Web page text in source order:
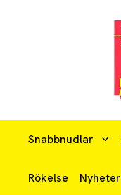
Snabbnudlar
Rökelse Nyheter